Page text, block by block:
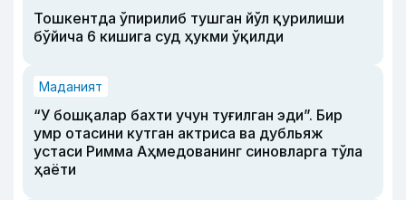
Тошкентда ўпирилиб тушган йўл қурилиши
бўйича 6 кишига суд ҳукми ўқилди
Маданият
“У бошқалар бахти учун туғилган эди”. Бир
умр отасини кутган актриса ва дубльяж
устаси Римма Аҳмедованинг синовларга тўла
ҳаёти